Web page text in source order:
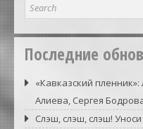
Последние
«Кавказский
Алиева, Сергея
Слэш, слэш, слэш!